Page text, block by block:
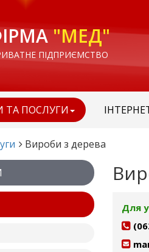
"МЕД"
ПІДПРИЄМСТВО
ТА ПОСЛУГИ
Вироби з дерева
Для